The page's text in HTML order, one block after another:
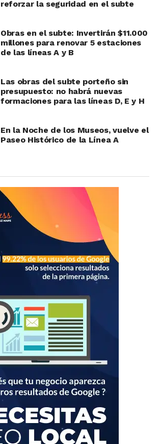
reforzar la seguridad en el subte
Obras en el subte: Invertirán $11.000
millones para renovar 5 estaciones
de las líneas A y B
Las obras del subte porteño sin
presupuesto: no habrá nuevas
formaciones para las líneas D, E y H
En la Noche de los Museos, vuelve el
Paseo Histórico de la Línea A